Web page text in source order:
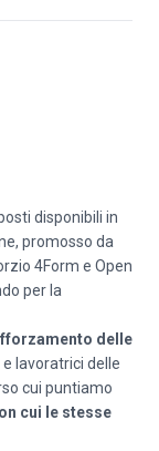
disponibili in
promosso da
4Form e Open
per la
delle
lavoratrici delle
cui puntiamo
cui le stesse